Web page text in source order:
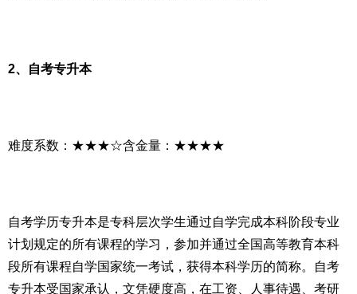
2、自考专升本
难度系数：★★★☆含金量：★★★★
自考学历专升本是专科层次学生通过自学完成本科阶段专业
计划规定的所有课程的学习，参加并通过全国高等教育本科
段所有课程自学国家统一考试，获得本科学历的简称。自考
专升本受国家承认，文凭硬度高，在工资、人事待遇、考研